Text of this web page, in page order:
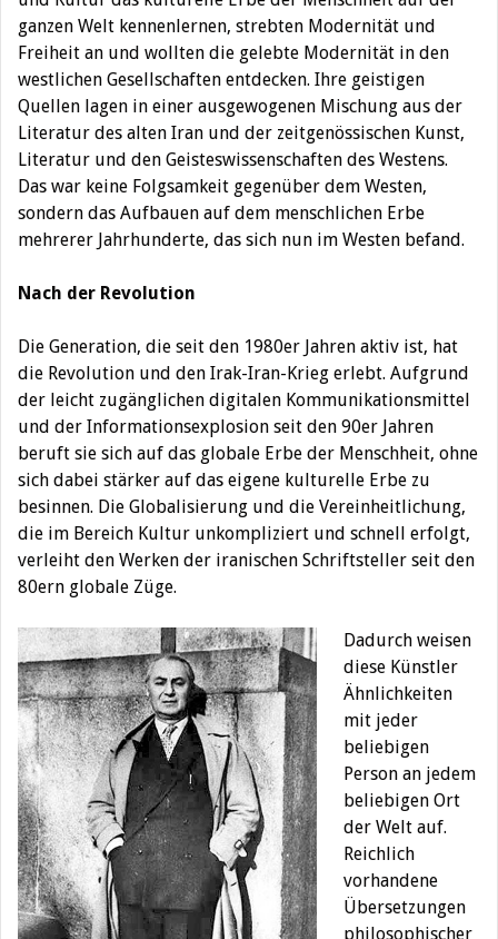
ganzen Welt kennenlernen, strebten Modernität und
Freiheit an und wollten die gelebte Modernität in den
westlichen Gesellschaften entdecken. Ihre geistigen
Quellen lagen in einer ausgewogenen Mischung aus der
Literatur des alten Iran und der zeitgenössischen Kunst,
Literatur und den Geisteswissenschaften des Westens.
Das war keine Folgsamkeit gegenüber dem Westen,
sondern das Aufbauen auf dem menschlichen Erbe
mehrerer Jahrhunderte, das sich nun im Westen befand.
Nach der Revolution
Die Generation, die seit den 1980er Jahren aktiv ist, hat
die Revolution und den Irak-Iran-Krieg erlebt. Aufgrund
der leicht zugänglichen digitalen Kommunikationsmittel
und der Informationsexplosion seit den 90er Jahren
beruft sie sich auf das globale Erbe der Menschheit, ohne
sich dabei stärker auf das eigene kulturelle Erbe zu
besinnen. Die Globalisierung und die Vereinheitlichung,
die im Bereich Kultur unkompliziert und schnell erfolgt,
verleiht den Werken der iranischen Schriftsteller seit den
80ern globale Züge.
Dadurch weisen
diese Künstler
Ähnlichkeiten
mit jeder
beliebigen
Person an jedem
beliebigen Ort
der Welt auf.
Reichlich
vorhandene
Übersetzungen
philosophischer